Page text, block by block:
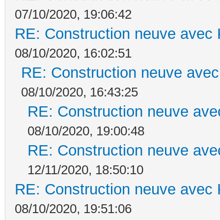
07/10/2020, 19:06:42
RE: Construction neuve avec
08/10/2020, 16:02:51
RE: Construction neuve
08/10/2020, 16:43:25
RE: Construction neuve
08/10/2020, 19:00:48
RE: Construction neuve
12/11/2020, 18:50:10
RE: Construction neuve avec
08/10/2020, 19:51:06